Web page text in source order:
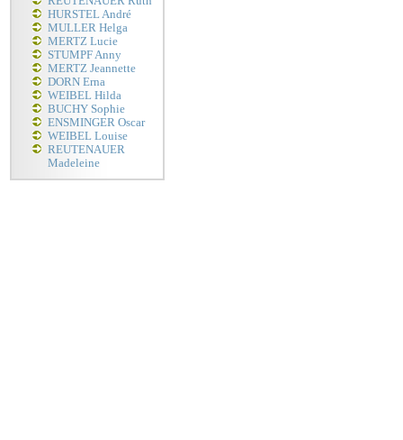
HURSTEL André
MULLER Helga
MERTZ Lucie
STUMPF Anny
MERTZ Jeannette
DORN Erna
WEIBEL Hilda
BUCHY Sophie
ENSMINGER Oscar
WEIBEL Louise
REUTENAUER
Madeleine